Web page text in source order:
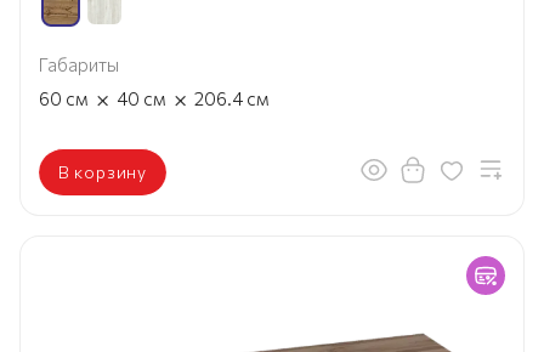
Габариты
60 см × 40 см × 206.4 см
В корзину